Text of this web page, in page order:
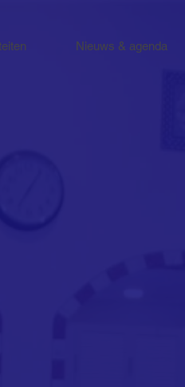
Nieuws & agenda